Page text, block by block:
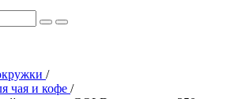
/
чая и кофе /